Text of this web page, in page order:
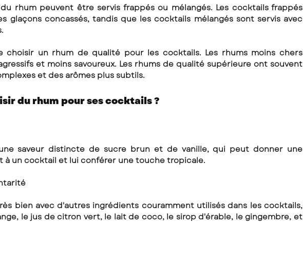
rhum peuvent être servis frappés ou mélangés. Les cocktails frappés
glaçons concassés, tandis que les cocktails mélangés sont servis avec
choisir un rhum de qualité pour les cocktails. Les rhums moins chers
et moins savoureux. Les rhums de qualité supérieure ont souvent
et des arômes plus subtils.
du rhum pour ses cocktails ?
saveur distincte de sucre brun et de vanille, qui peut donner une
à un cocktail et lui conférer une touche tropicale.
bien avec d'autres ingrédients couramment utilisés dans les cocktails,
le jus de citron vert, le lait de coco, le sirop d'érable, le gingembre, et